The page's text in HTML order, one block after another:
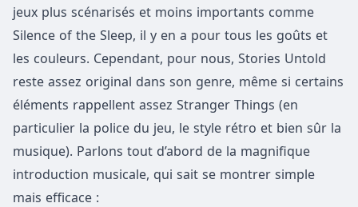
jeux plus scénarisés et moins importants comme
Silence of the Sleep, il y en a pour tous les goûts et
les couleurs. Cependant, pour nous, Stories Untold
reste assez original dans son genre, même si certains
éléments rappellent assez Stranger Things (en
particulier la police du jeu, le style rétro et bien sûr la
musique). Parlons tout d’abord de la magnifique
introduction musicale, qui sait se montrer simple
mais efficace :